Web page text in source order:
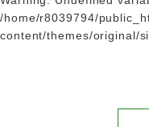
/home/r8039794/
content/themes/original/